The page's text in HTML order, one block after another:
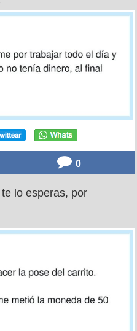
0
lo esperas, por